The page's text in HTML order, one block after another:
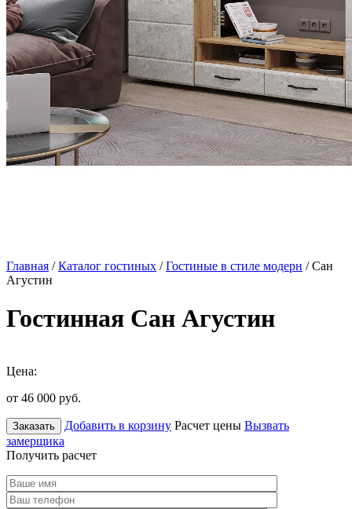
Главная /Каталог гостиных /Гостиные в стиле модерн / Сан
Агустин
Гостинная Сан Агустин
Цена:
от 46 000 руб.
Заказать Добавить в корзину Расчет цены Вызвать
замерщика
Получить расчет